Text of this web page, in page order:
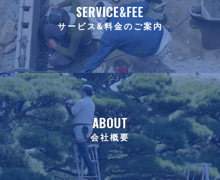
SERVICE&FEE
サービス&料金のご案内
ABOUT
会社概要